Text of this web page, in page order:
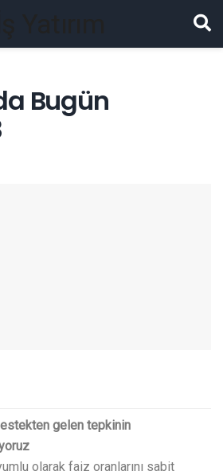
Bugün
gelen tepkinin
olarak faiz oranlarını sabit